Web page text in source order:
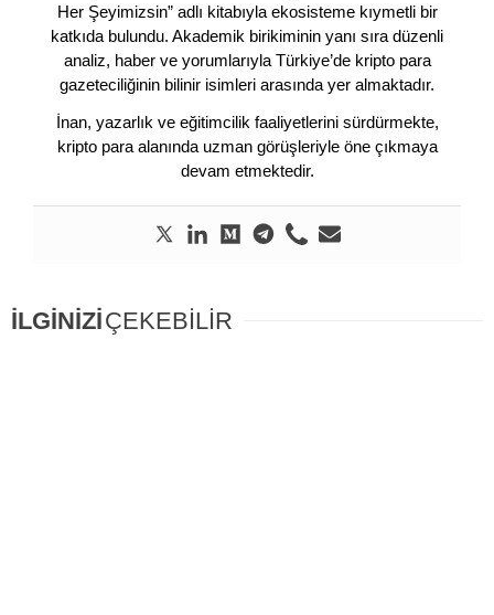
Her Şeyimizsin” adlı kitabıyla ekosisteme kıymetli bir
katkıda bulundu. Akademik birikiminin yanı sıra düzenli
analiz, haber ve yorumlarıyla Türkiye’de kripto para
gazeteciliğinin bilinir isimleri arasında yer almaktadır.
İnan, yazarlık ve eğitimcilik faaliyetlerini sürdürmekte,
kripto para alanında uzman görüşleriyle öne çıkmaya
devam etmektedir.
İLGİNİZİÇEKEBİLİR